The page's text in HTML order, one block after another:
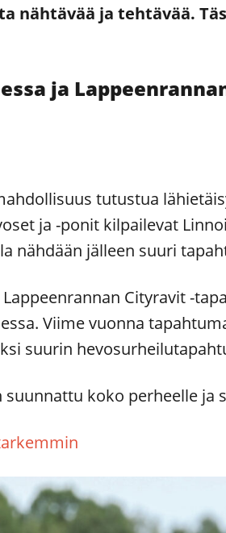
nähtävää ja tehtävää.
ja
tutustua
ja -ponit kilpailevat
nähdään jälleen suuri
Cityravit -
Viime vuonna
suurin
koko perheelle ja